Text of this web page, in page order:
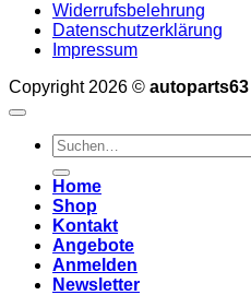
Widerrufsbelehrung
Datenschutzerklärung
Impressum
Copyright 2026 © autoparts63
Suchen
nach:
Home
Shop
Kontakt
Angebote
Anmelden
Newsletter